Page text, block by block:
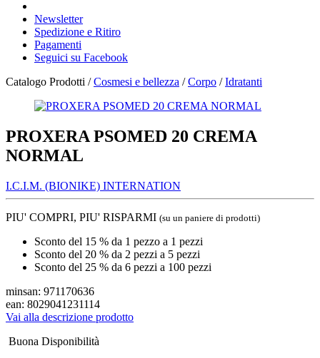
Newsletter
Spedizione e Ritiro
Pagamenti
Seguici su Facebook
Catalogo Prodotti /Cosmesi e bellezza /Corpo /Idratanti
PROXERA PSOMED 20 CREMA
NORMAL
I.C.I.M. (BIONIKE) INTERNATION
PIU' COMPRI, PIU' RISPARMI (su un paniere di prodotti)
Sconto del 15 % da 1 pezzo a 1 pezzi
Sconto del 20 % da 2 pezzi a 5 pezzi
Sconto del 25 % da 6 pezzi a 100 pezzi
minsan: 971170636
ean: 8029041231114
Vai alla descrizione prodotto
Buona Disponibilità